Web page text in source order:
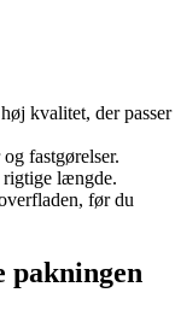
kvalitet, der passer
fastgørelser.
rigtige længde.
før du